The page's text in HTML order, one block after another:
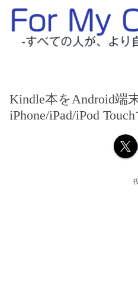
Kindle本をAndroid端
iPhone/iPad/iPod